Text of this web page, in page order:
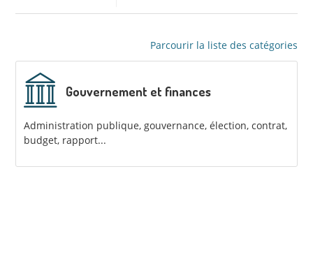
Parcourir la liste des catégories
Gouvernement et finances
Administration publique, gouvernance, élection, contrat,
budget, rapport...